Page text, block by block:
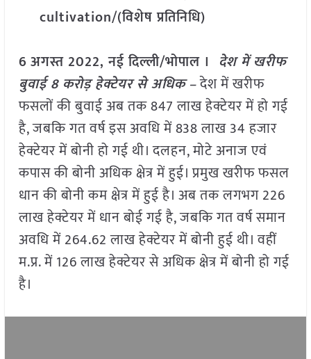
cultivation/(विशेष प्रतिनिधि)
6 अगस्त 2022,नई दिल्ली/भोपाल । देश में खरीफ
बुवाई 8 करोड़ हेक्टेयर से अधिक –देश में खरीफ
फसलों की बुवाई अब तक 847 लाख हेक्टेयर में हो गई
है, जबकि गत वर्ष इस अवधि में 838 लाख 34 हजार
हेक्टेयर में बोनी हो गई थी। दलहन, मोटे अनाज एवं
कपास की बोनी अधिक क्षेत्र में हुई। प्रमुख खरीफ फसल
धान की बोनी कम क्षेत्र में हुई है। अब तक लगभग 226
लाख हेक्टेयर में धान बोई गई है, जबकि गत वर्ष समान
अवधि में 264.62 लाख हेक्टेयर में बोनी हुई थी। वहीं
म.प्र. में 126 लाख हेक्टेयर से अधिक क्षेत्र में बोनी हो गई
है।